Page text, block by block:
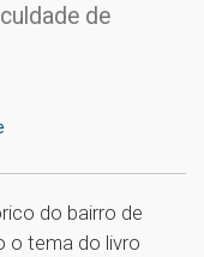
de
do bairro de
o tema do livro